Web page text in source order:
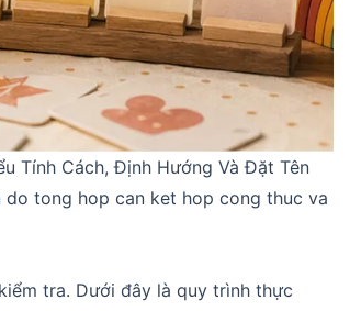
Tính Cách, Định Hướng Và Đặt Tên
do tong hop can ket hop cong thuc va
tra. Dưới đây là quy trình thực